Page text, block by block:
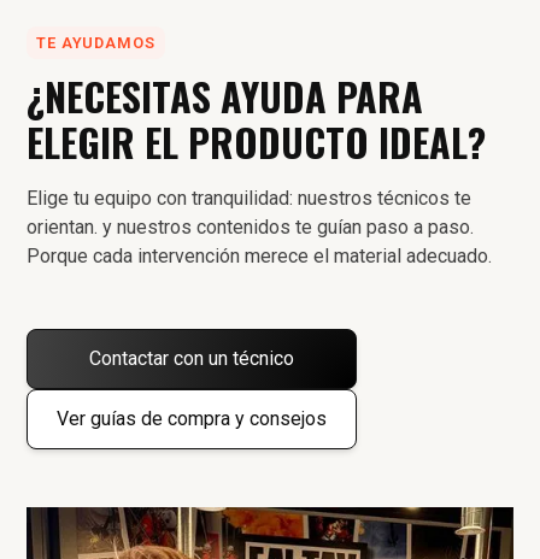
TE AYUDAMOS
¿NECESITAS AYUDA PARA
ELEGIR EL PRODUCTO IDEAL?
Elige tu equipo con tranquilidad: nuestros técnicos te
orientan. y nuestros contenidos te guían paso a paso.
Porque cada intervención merece el material adecuado.
Contactar con un técnico
Ver guías de compra y consejos